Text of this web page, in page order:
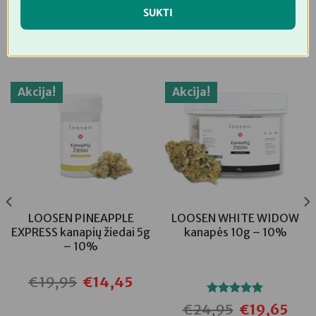
JUMS TAIP PAT GALI PATIKTI…
Akcija!
LOOSEN PINEAPPLE
EXPRESS kanapių žiedai 5g
– 10%
€19,95 Original
price
€14,45
Akcija!
LOOSEN WHITE WIDOW
kanapės 10g – 10%
Įvertinimas:
€24,95 Original
€19,65
SUKTI